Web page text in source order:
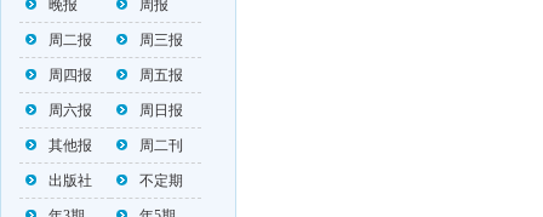
晚报 周报
周二报 周三报
周四报 周五报
周六报 周日报
其他报 周二刊
出版社 不定期